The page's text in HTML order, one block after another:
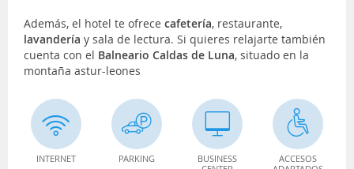
Además, el hotel te ofrece cafetería, restaurante,
lavandería y sala de lectura. Si quieres relajarte también
cuenta con el Balneario Caldas de Luna, situado en la
montaña astur-leones
INTERNET PARKING
BUSINESS
ACCESOS